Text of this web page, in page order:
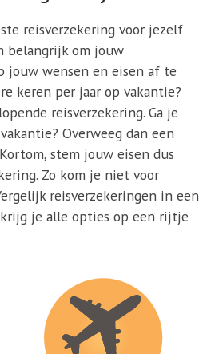
reisverzekering voor jezelf
belangrijk om jouw
jouw wensen en eisen af te
keren per jaar op vakantie?
reisverzekering. Ga je
Overweeg dan een
stem jouw eisen dus
Zo kom je niet voor
reisverzekeringen in een
je alle opties op een rijtje